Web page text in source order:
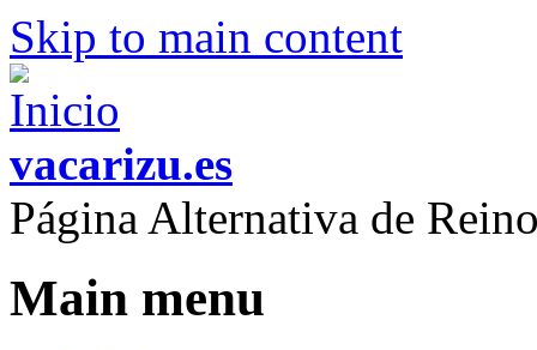
Skip to main content
vacarizu.es
Página Alternativa de
Main menu